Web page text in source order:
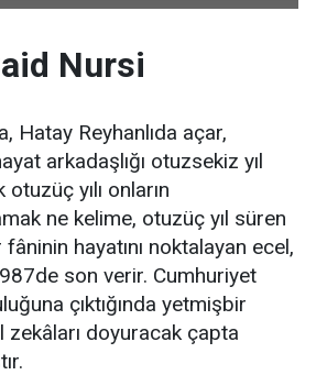
Nursi
Hatay Reyhanlıda açar,
arkadaşlığı otuzsekiz yıl
yılı onların
ne kelime, otuzüç yıl süren
hayatını noktalayan ecel,
son verir. Cumhuriyet
çıktığında yetmişbir
zekâları doyuracak çapta